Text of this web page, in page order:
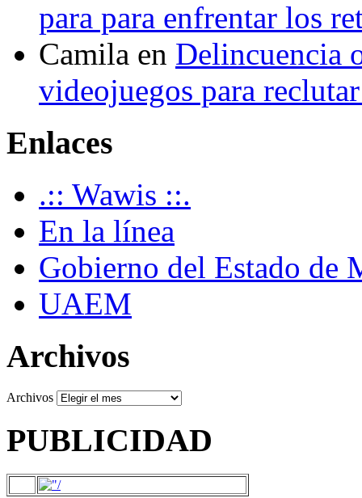
para para enfrentar los
Camila en Delincuencia
videojuegos para
Enlaces
.:: Wawis ::.
En la línea
Gobierno del Estado de
UAEM
Archivos
Archivos
PUBLICIDAD